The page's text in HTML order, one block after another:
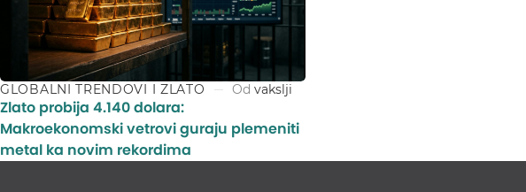
GLOBALNI TRENDOVI I ZLATO Od vakslji
Zlato probija 4.140 dolara:
Makroekonomski vetrovi guraju plemeniti
metal ka novim rekordima